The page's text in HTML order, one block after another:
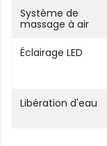
Système de
massage à air
Éclairage LED
Libération d'eau